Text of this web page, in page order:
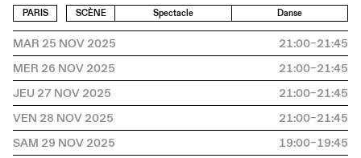
PARIS SCÈNE Spectacle Danse
MAR 25 NOV 2025
21:00–21:45
MER 26 NOV 2025
21:00–21:45
JEU 27 NOV 2025
21:00–21:45
VEN 28 NOV 2025
21:00–21:45
SAM 29 NOV 2025
19:00–19:45